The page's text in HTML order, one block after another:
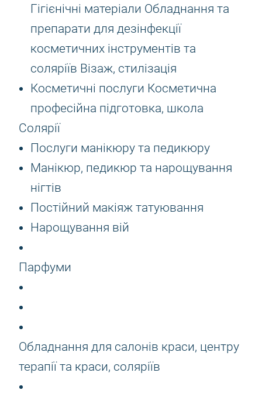
Гігієнічні матеріали Обладнання та
препарати для дезінфекції
косметичних інструментів та
соляріїв Візаж, стилізація
Косметичні послуги Косметична
професійна підготовка, школа
Солярії
Послуги манікюру та педикюру
Манікюр, педикюр та нарощування
нігтів
Постійний макіяж татуювання
Нарощування вій
Парфуми
Обладнання для салонів краси, центру
терапії та краси, соляріїв